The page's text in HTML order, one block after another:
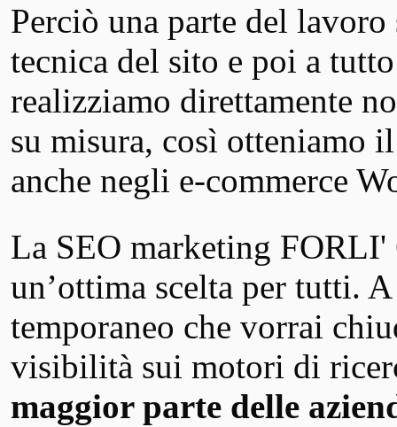
Perciò una parte del
tecnica del sito e poi a
realizziamo direttamente
su misura, così otteniamo
anche negli e-commerce
La SEO marketing FORLI'
un’ottima scelta per tutti.
temporaneo che vorrai
visibilità sui motori di
maggior parte delle